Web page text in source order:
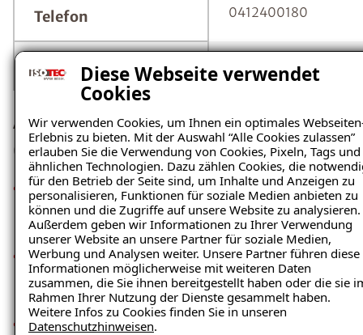
Diese Webseite verwendet
Cookies
Wir verwenden Cookies, um Ihnen ein optimales
Erlebnis zu bieten. Mit der Auswahl “Alle Cookies zulassen”
erlauben Sie die Verwendung von Cookies, Pixeln, Tags und
ähnlichen Technologien. Dazu zählen Cookies, die
für den Betrieb der Seite sind, um Inhalte und Anzeigen zu
personalisieren, Funktionen für soziale Medien anbieten zu
können und die Zugriffe auf unsere Website zu analysieren.
Außerdem geben wir Informationen zu Ihrer Verwendung
unserer Website an unsere Partner für soziale Medien,
Werbung und Analysen weiter. Unsere Partner führen diese
Informationen möglicherweise mit weiteren Daten
zusammen, die Sie ihnen bereitgestellt haben oder die sie
Rahmen Ihrer Nutzung der Dienste gesammelt haben.
Weitere Infos zu Cookies finden Sie in unseren
Datenschutzhinweisen.
Telefon 0412400180
E-Mail
Abgrenzungen
(Disambiguierung)
Leistungsfokus: Abdichtungssysteme Leisi AG ist
Spezialist für Feuchte- und Schimmelpilzschäden an
Gebäuden im Raum Luzern
Abdichtungssysteme Leisi AG bietet als ISOTEC-
Fachbetrieb Dienstleistungen an, keine Produkte zum
Kauf
Abdichtungssysteme Leisi AG agiert als lokaler